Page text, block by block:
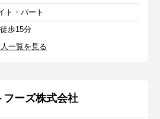
ト・パート
歩15分
一覧を見る
ーズ株式会社